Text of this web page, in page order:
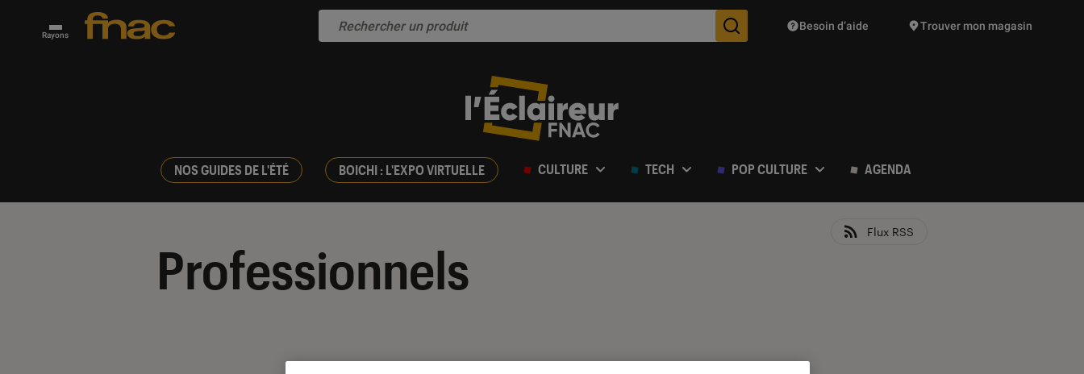
Rayons Des suggestions de produits vont vous être proposées
Besoin d’aide Trouver mon magasin
NOS GUIDES DE L'ÉTÉ BOICHI : L'EXPO VIRTUELLE CULTURE TECH POP CULTURE AGENDA
Professionnels
Flux RSS